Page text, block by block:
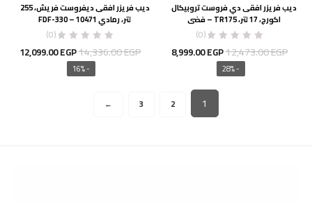
ديب فريزر افقى دي فروست تروبيكال
اكورج، 17 لتر، TR175 – فضى
(0)
12,473.00EGP
السعر
الأصلي
12,473.00 EGP.
8,999.00EGP
8,999.00 EGP.
- 28%
ديب فريزر افقى ديفروست فريش، 255
لتر، رمادي 10471 – FDF-330
(0)
14,336.00EGP
السعر
الأصلي
12,099.00EGP
- 16%
1
2
3
→